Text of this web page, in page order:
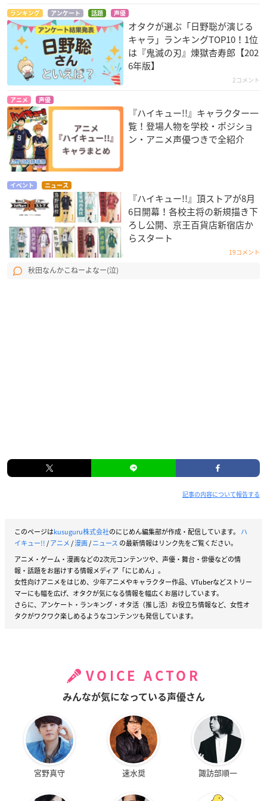
ランキング アンケート 話題 声優
オタクが選ぶ「日野聡が演じる
キャラ」ランキングTOP10！1位
は『鬼滅の刃』煉󠄁獄杏寿郎【202
6年版】
2コメント
アニメ 声優
『ハイキュー!!』キャラクター一
覧！登場人物を学校・ポジショ
ン・アニメ声優つきで全紹介
イベント ニュース
『ハイキュー!!』頂ストアが8月
6日開幕！各校主将の新規描き下
ろし公開、京王百貨店新宿店か
らスタート
19コメント
秋田なんかこねーよなー(泣)
記事の内容について報告する
このページはkusuguru株式会社のにじめん編集部が作成・配信しています。 ハ
イキュー!!/アニメ/漫画/ニュース の最新情報はリンク先をご覧ください。
アニメ・ゲーム・漫画などの2次元コンテンツや、声優・舞台・俳優などの情
報・話題をお届けする情報メディア「にじめん」。
女性向けアニメをはじめ、少年アニメやキャラクター作品、VTuberなどストリー
マーにも幅を広げ、オタクが気になる情報を幅広くお届けしています。
さらに、アンケート・ランキング・オタ活（推し活）お役立ち情報など、女性オ
タクがワクワク楽しめるようなコンテンツも発信しています。
VOICE ACTOR
みんなが気になっている声優さん
宮野真守 速水奨 諏訪部順一